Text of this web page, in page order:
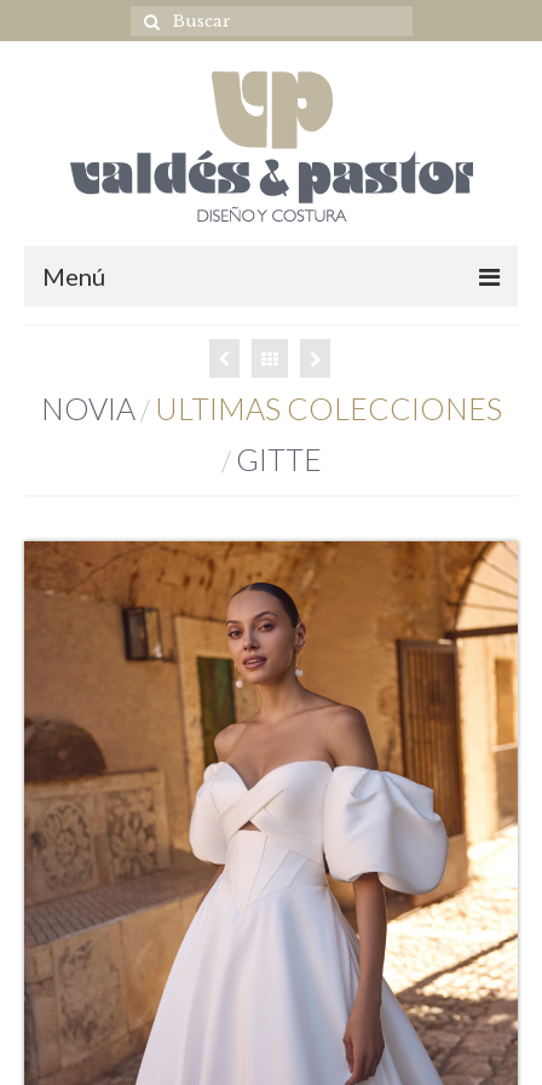
Menú
Complementos novia
COMUNIÓN
Complementos comunión
FESTERAS
NUESTRAS CLIENTAS
Donde estamos
Pide tu cita
Contacto
Nuestro taller
Nuestra Historia
NOVIA/ ULTIMAS COLECCIONES
/GITTE